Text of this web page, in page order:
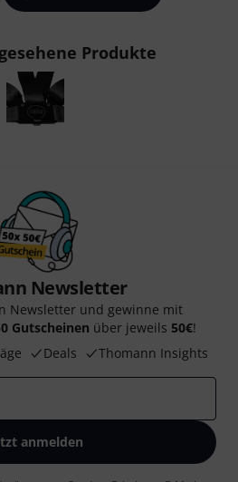
Produkte
Newsletter
Newsletter und gewinne mit
Gutscheinen über jeweils 50€!
Deals Thomann Insights
anmelden